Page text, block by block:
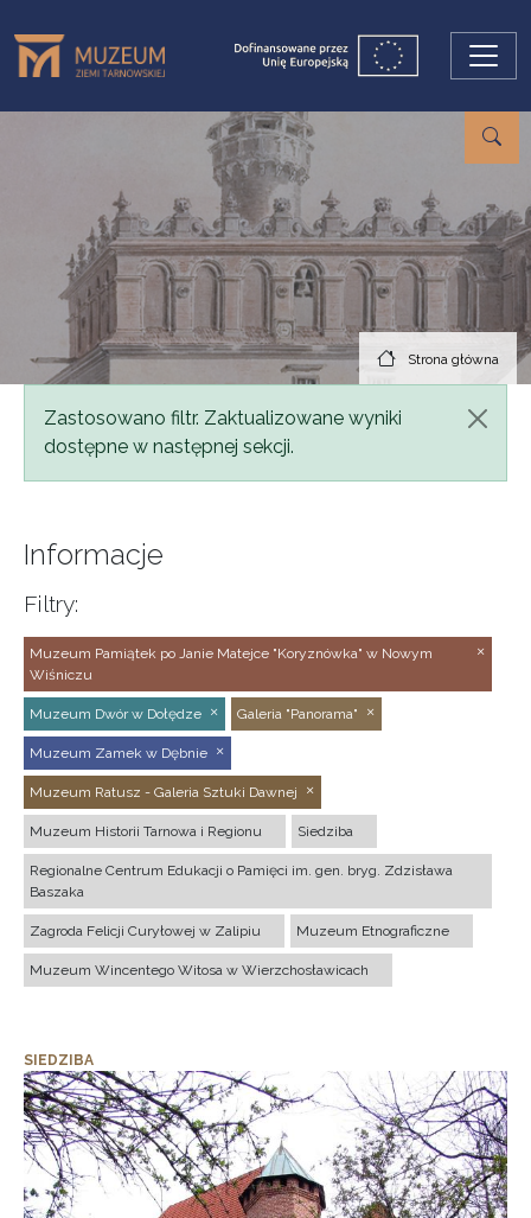
Strona główna
Komunikat
Zastosowano filtr. Zaktualizowane wyniki
dostępne w następnej sekcji.
Informacje
Filtry:
Muzeum Pamiątek po Janie Matejce "Koryznówka" w Nowym
Wiśniczu
Muzeum Dwór w Dołędze Galeria "Panorama"
Muzeum Zamek w Dębnie
Muzeum Ratusz - Galeria Sztuki Dawnej
Muzeum Historii Tarnowa i Regionu Siedziba
Regionalne Centrum Edukacji o Pamięci im. gen. bryg. Zdzisława
Baszaka
Zagroda Felicji Curyłowej w Zalipiu Muzeum Etnograficzne
Muzeum Wincentego Witosa w Wierzchosławicach
SIEDZIBA